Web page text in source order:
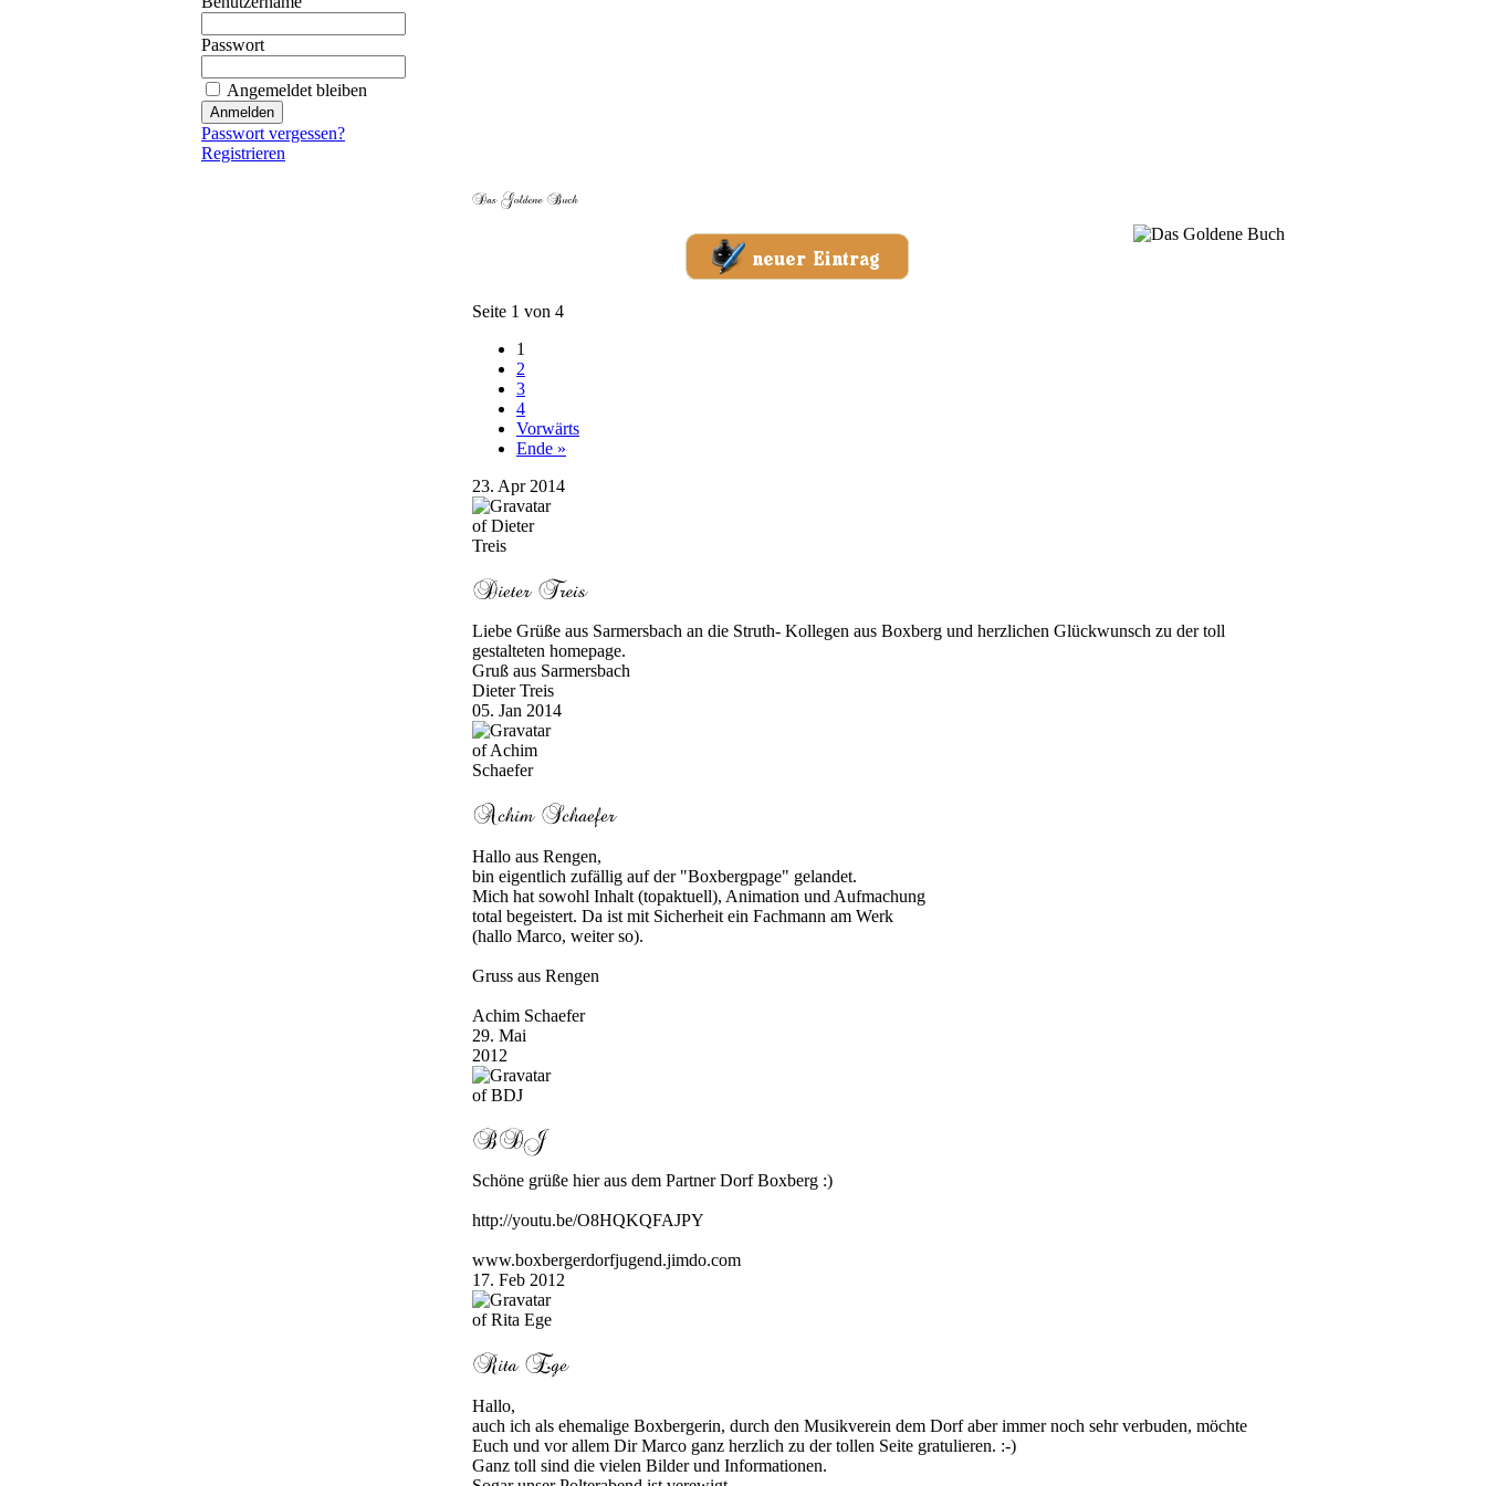
Passwort
Angemeldet bleiben
Passwort vergessen?
Registrieren
Seite 1 von 4
1
2
3
4
Vorwärts
Ende »
23. Apr 2014
Liebe Grüße aus Sarmersbach an die Struth- Kollegen aus Boxberg und herzlichen Glückwunsch zu der toll
gestalteten homepage.
Gruß aus Sarmersbach
Dieter Treis
05. Jan 2014
Hallo aus Rengen,
bin eigentlich zufällig auf der "Boxbergpage" gelandet.
Mich hat sowohl Inhalt (topaktuell), Animation und Aufmachung
total begeistert. Da ist mit Sicherheit ein Fachmann am Werk
(hallo Marco, weiter so).
Gruss aus Rengen
Achim Schaefer
29. Mai
2012
Schöne grüße hier aus dem Partner Dorf Boxberg :)
http://youtu.be/O8HQKQFAJPY
www.boxbergerdorfjugend.jimdo.com
17. Feb 2012
Hallo,
auch ich als ehemalige Boxbergerin, durch den Musikverein dem Dorf aber immer noch sehr verbuden, möchte
Euch und vor allem Dir Marco ganz herzlich zu der tollen Seite gratulieren. :-)
Ganz toll sind die vielen Bilder und Informationen.